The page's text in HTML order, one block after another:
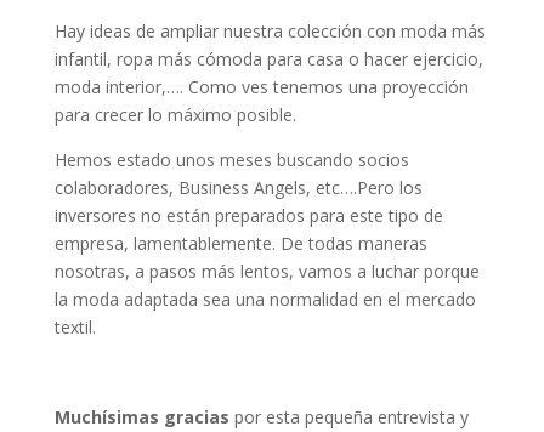
Hay ideas de ampliar nuestra colección con moda más
infantil, ropa más cómoda para casa o hacer ejercicio,
moda interior,…. Como ves tenemos una proyección
para crecer lo máximo posible.
Hemos estado unos meses buscando socios
colaboradores, Business Angels, etc….Pero los
inversores no están preparados para este tipo de
empresa, lamentablemente. De todas maneras
nosotras, a pasos más lentos, vamos a luchar porque
la moda adaptada sea una normalidad en el mercado
textil.
Muchísimas gracias por esta pequeña entrevista y